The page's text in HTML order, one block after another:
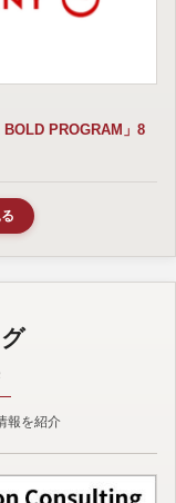
PROGRAM」8
報を紹介